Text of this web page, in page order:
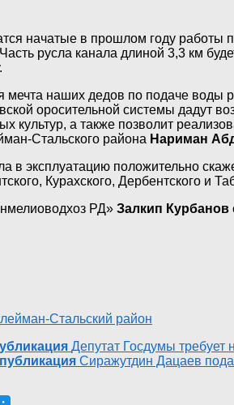
начатые в прошлом году работы
русла канала длиной 3,3 км
мечта наших дедов по подаче воды
оросительной системы дадут
культур, а также позволит
Стальского района Нариман
в эксплуатацию положительно
Курахского, Дербентского и
РД» Залкип Курбанов
Стальский район
Депутат Госдумы
Сиражутдин Дацаев